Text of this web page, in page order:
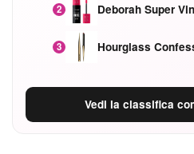
2 Deborah Super
3
Vedi la classifica